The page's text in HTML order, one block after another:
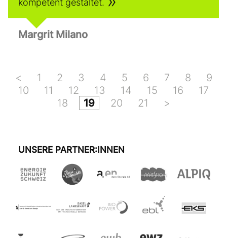
Margrit Milano
< 1 2 3 4 5 6 7 8
9
10
11 12 13 14 15 16
17
18
19 20 21 >
UNSERE PARTNER:INNEN